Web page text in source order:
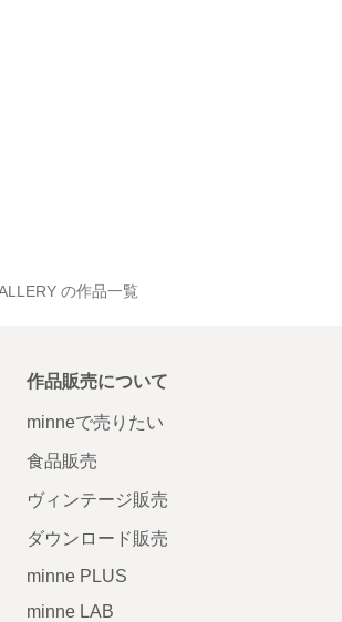
の作品一覧
作品販売について
minneで売りたい
食品販売
ヴィンテージ販売
ダウンロード販売
minne PLUS
minne LAB